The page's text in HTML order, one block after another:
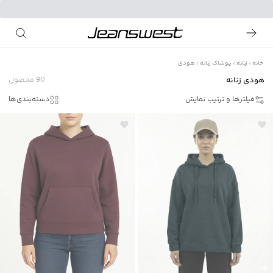
خانه زنانه پوشاک زنانه هودی
هودی زنانه 90 محصول
فیلترها و ترتیب نمایش
دسته‌بندی‌ها